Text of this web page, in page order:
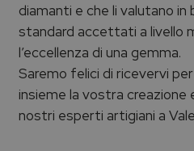
diamanti e che li valutano in
standard accettati a livello
l’eccellenza di una gemma.
Saremo felici di ricevervi
insieme la vostra creazione
nostri esperti artigiani a